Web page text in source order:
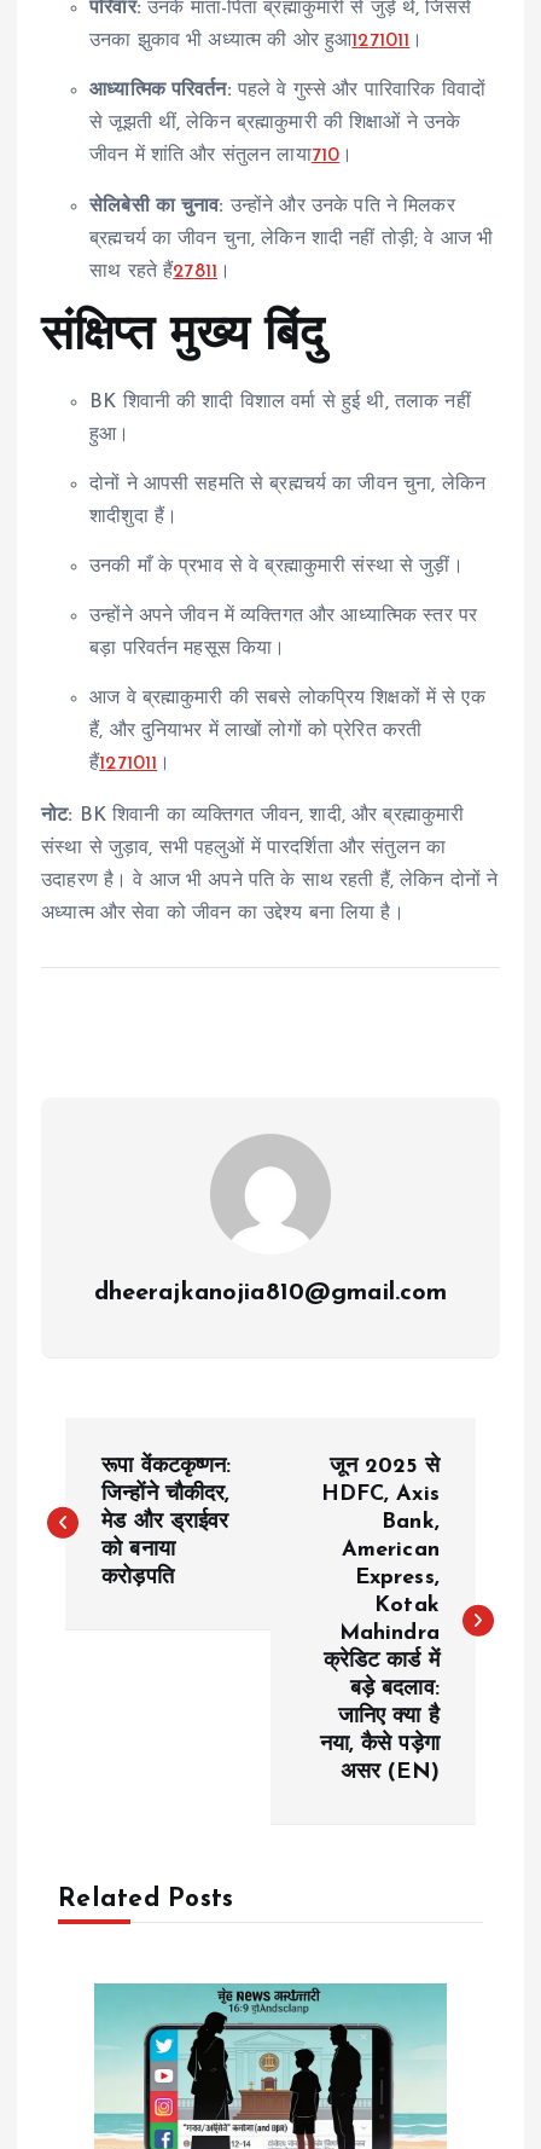
परिवार: उनके माता-पिता ब्रह्माकुमारी से जुड़े थे, जिससे
उनका झुकाव भी अध्यात्म की ओर हुआ1271011 ।
आध्यात्मिक परिवर्तन: पहले वे गुस्से और पारिवारिक विवादों
से जूझती थीं, लेकिन ब्रह्माकुमारी की शिक्षाओं ने उनके
जीवन में शांति और संतुलन लाया710 ।
सेलिबेसी का चुनाव: उन्होंने और उनके पति ने मिलकर
ब्रह्मचर्य का जीवन चुना, लेकिन शादी नहीं तोड़ी; वे आज भी
साथ रहते हैं27811 ।
संक्षिप्त मुख्य बिंदु
BK शिवानी की शादी विशाल वर्मा से हुई थी, तलाक नहीं
हुआ।
दोनों ने आपसी सहमति से ब्रह्मचर्य का जीवन चुना, लेकिन
शादीशुदा हैं।
उनकी माँ के प्रभाव से वे ब्रह्माकुमारी संस्था से जुड़ीं।
उन्होंने अपने जीवन में व्यक्तिगत और आध्यात्मिक स्तर पर
बड़ा परिवर्तन महसूस किया।
आज वे ब्रह्माकुमारी की सबसे लोकप्रिय शिक्षकों में से एक
हैं, और दुनियाभर में लाखों लोगों को प्रेरित करती
हैं1 271011 ।
नोट: BK शिवानी का व्यक्तिगत जीवन, शादी, और ब्रह्माकुमारी
संस्था से जुड़ाव, सभी पहलुओं में पारदर्शिता और संतुलन का
उदाहरण है। वे आज भी अपने पति के साथ रहती हैं, लेकिन दोनों ने
अध्यात्म और सेवा को जीवन का उद्देश्य बना लिया है।
dheerajkanojia810@gmail.com
o
g
रूपा वेंकटकृष्णन:
जिन्होंने चौकीदर,
मेड और ड्राईवर
को बनाया
करोड़पति
जून 2025 से
HDFC, Axis
Bank,
American
Express,
Kotak
Mahindra
क्रेडिट कार्ड में
बड़े बदलाव:
जानिए क्या है
नया, कैसे पड़ेगा
असर (EN)
Related Posts